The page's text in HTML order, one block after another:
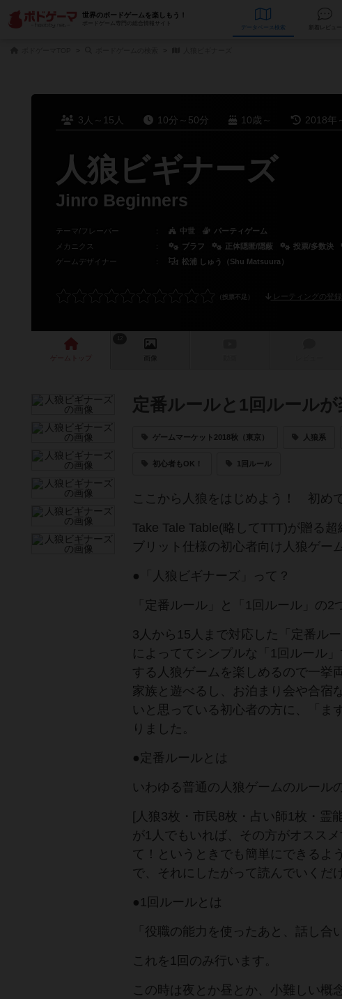
世界のボードゲームを楽しもう！
ボードゲーム専門の総合情報サイト
データベース
3人～15人 10分～50分 10歳～ 2018年
人狼ビギナーズ
Jinro Beginners
テーマ/フレーバー ： 中世
パーティゲーム
メカニクス
： ブラフ 正体隠匿/隠蔽 投票/多数決
ゲームデザイナー
： 松浦 しゅう（Shu Matsuura）
レーティングの登録
ゲーム 画像
定番ルールと1回ルール
ゲームマーケット2018秋（東京） 人狼系
初心者もOK！ 1回ルール
ここから人狼をはじめよう！ 初め
Take Tale Table(略してTTT)が贈る
ブリット仕様の初心者向け人狼ゲーム
●「人狼ビギナーズ」って？
「定番ルール」と「1回ルール」の
3人から15人まで対応した「定番ル
によっててシンプルな「1回ルール
する人狼ゲームを楽しめるので一
家族と遊べるし、お泊まり会や合宿
いと思っている初心者の方に、「ま
りました。
●定番ルールとは
いわゆる普通の人狼ゲームのルール
[人狼3枚・市民8枚・占い師1枚・霊
が1人でもいれば、その方がオスス
て！というときでも簡単にできるよ
で、それにしたがって読んでいくだ
●1回ルールとは
「役職の能力を使ったあと、話し合
これを1回のみ行います。
この時は夜とか昼とか、小難しい概